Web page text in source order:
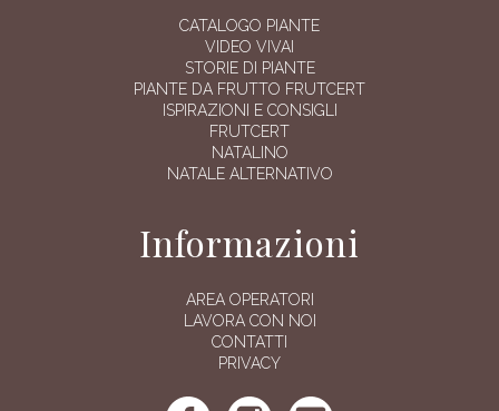
CATALOGO PIANTE
VIDEO VIVAI
STORIE DI PIANTE
PIANTE DA FRUTTO FRUTCERT
ISPIRAZIONI E CONSIGLI
FRUTCERT
NATALINO
NATALE ALTERNATIVO
Informazioni
AREA OPERATORI
LAVORA CON NOI
CONTATTI
PRIVACY